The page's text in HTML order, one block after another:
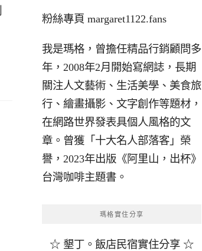
粉絲專頁 margaret1122.fans
我是瑪格，曾擔任精品行銷顧問多
年，2008年2月開始寫網誌，長期
關注人文藝術、生活美學、美食旅
行、繪畫攝影、文字創作等題材，
在網路世界發表具個人風格的文
章。曾獲「十大名人部落客」榮
譽，2023年出版《阿里山，出杯》
台灣咖啡主題書。
瑪格實住分享
☆ 墾丁。飯店民宿實住分享 ☆